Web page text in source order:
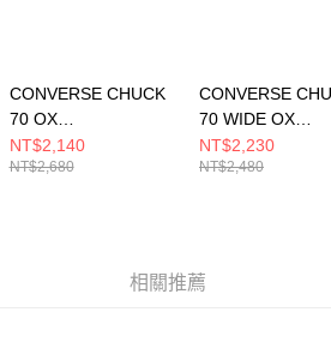
CONVERSE CHUCK
70 OX
PAPYRUS/EGRET/BL
ACK 男女 休閒鞋
NT$2,140
NT$2,680
CONVERSE
70 WIDE OX
BLACK/BLACK/
T 男女 休閒鞋
NT$2,230
NT$2,480
相關推薦